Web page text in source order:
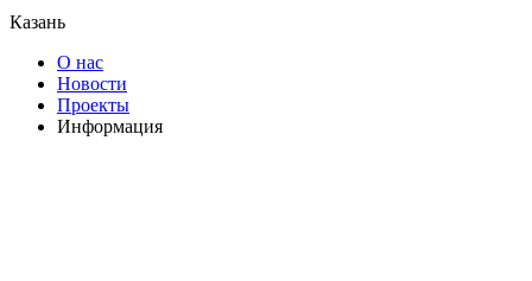
Казань
О нас
Новости
Проекты
Информация